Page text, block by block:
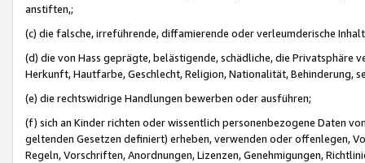
anstiften,;
(c) die falsche, irreführende, diffamierende oder verleumderische
(d) die von Hass geprägte, belästigende, schädliche, die Privatsphäre
Herkunft, Hautfarbe, Geschlecht, Religion, Nationalität, Behinderung,
(e) die rechtswidrige Handlungen bewerben oder ausführen;
(f) sich an Kinder richten oder wissentlich personenbezogene Daten
geltenden Gesetzen definiert) erheben, verwenden oder offenlegen,
Regeln, Vorschriften, Anordnungen, Lizenzen, Genehmigungen,